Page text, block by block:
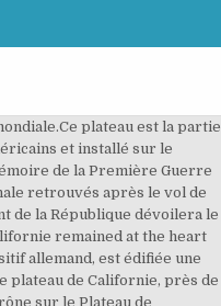
plateau est la partie
et installé sur le
de la Première Guerre
retrouvés après le vol de
de la République dévoilera le
remained at the heart
allemand, est édifiée une
plateau de Californie, près de
sur le Plateau de